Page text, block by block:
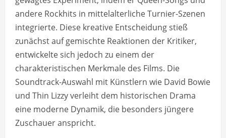
andere Rockhits in mittelalterliche Turnier-Szenen
integrierte. Diese kreative Entscheidung stieß
zunächst auf gemischte Reaktionen der Kritiker,
entwickelte sich jedoch zu einem der
charakteristischen Merkmale des Films. Die
Soundtrack-Auswahl mit Künstlern wie David Bowie
und Thin Lizzy verleiht dem historischen Drama
eine moderne Dynamik, die besonders jüngere
Zuschauer anspricht.